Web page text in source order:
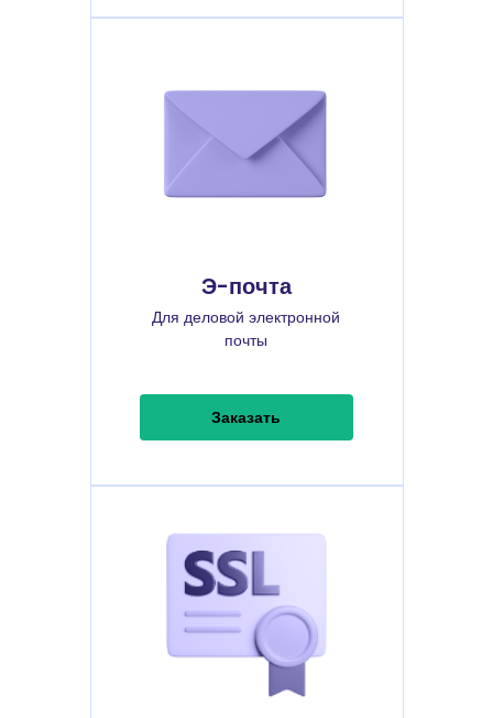
Э-почта
Для деловой электронной
почты
Заказать